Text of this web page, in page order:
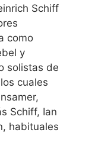
Schiff
como
y
solistas de
cuales
Schiff, Ian
habituales